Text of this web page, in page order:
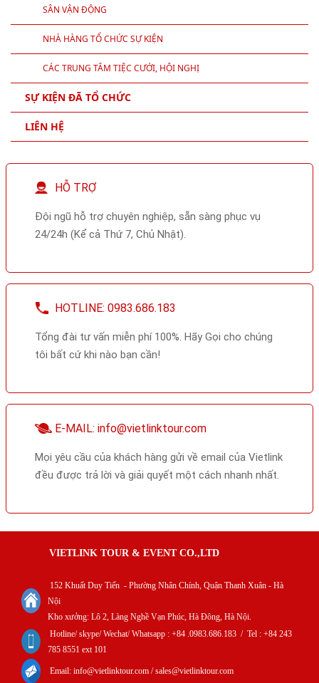
SÂN VẬN ĐỘNG
NHÀ HÀNG TỔ CHỨC SỰ KIỆN
CÁC TRUNG TÂM TIỆC CƯỚI, HỘI NGHỊ
SỰ KIỆN ĐÃ TỔ CHỨC
LIÊN HỆ
HỖ TRỢ
Đội ngũ hỗ trợ chuyên nghiệp, sẵn sàng phục vụ
24/24h (Kể cả Thứ 7, Chủ Nhật).
HOTLINE: 0983.686.183
Tổng đài tư vấn miễn phí 100%. Hãy Gọi cho chúng
tôi bất cứ khi nào bạn cần!
E-MAIL: info@vietlinktour.com
Mọi yêu cầu của khách hàng gửi về email của Vietlink
đều được trả lời và giải quyết một cách nhanh nhất.
VIETLINK TOUR & EVENT CO.,LTD
152 Khuất Duy Tiến - Phường Nhân Chính, Quận Thanh Xuân - Hà
Nội
Kho xưởng: Lô 2, Làng Nghề Vạn Phúc, Hà Đông, Hà Nội.
Hotline/ skype/ Wechat/ Whatsapp : +84 .0983.686.183 / Tel : +84 243
785 8551 ext 101
Email: info@vietlinktour.com / sales@vietlinktour.com